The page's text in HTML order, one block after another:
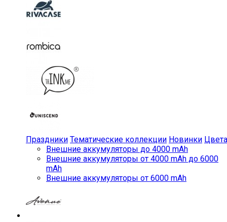
Праздники Тематические коллекции Новинки Цвета
Внешние аккумуляторы до 4000 mAh
Внешние аккумуляторы от 4000 mAh до 6000
mAh
Внешние аккумуляторы от 6000 mAh